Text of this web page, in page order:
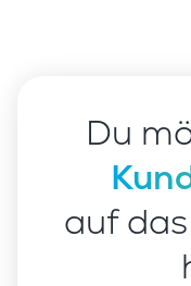
Du
auf